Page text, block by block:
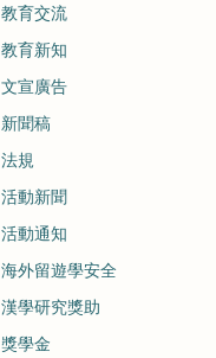
教育交流
教育新知
文宣廣告
新聞稿
法規
活動新聞
活動通知
海外留遊學安全
漢學研究獎助
獎學金